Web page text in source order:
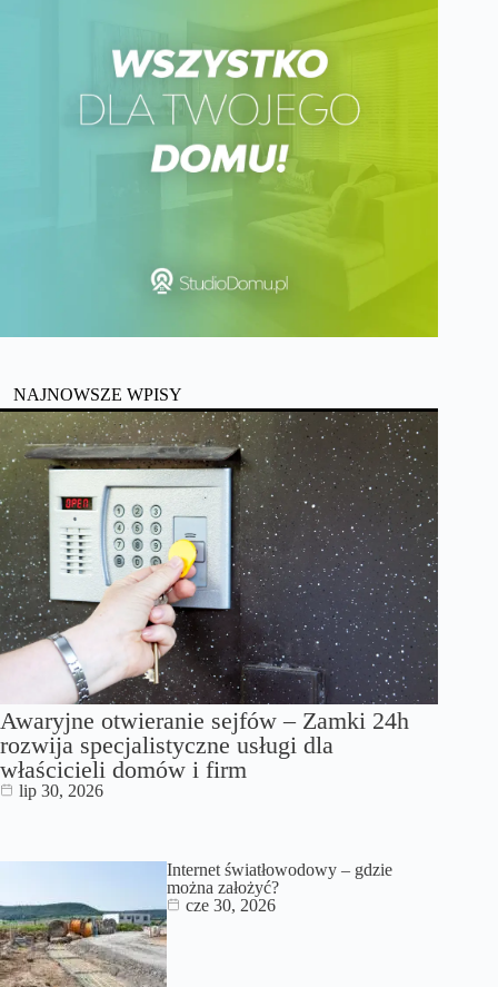
NAJNOWSZE WPISY
Awaryjne otwieranie sejfów – Zamki 24h
rozwija specjalistyczne usługi dla
właścicieli domów i firm
lip 30, 2026
Internet światłowodowy – gdzie
można założyć?
cze 30, 2026